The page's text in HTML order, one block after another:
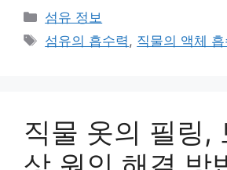
카
테
고
섬유 정보
태
섬유의 흡수력 , 직물의 액체 흡
직물 옷의 필링,